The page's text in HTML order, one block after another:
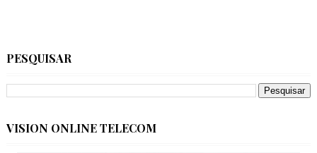
PESQUISAR
VISION ONLINE TELECOM